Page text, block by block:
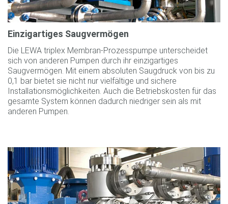
Einzigartiges Saugvermögen
Die LEWA triplex Membran-Prozesspumpe unterscheidet
sich von anderen Pumpen durch ihr einzigartiges
Saugvermögen. Mit einem absoluten Saugdruck von bis zu
0,1 bar bietet sie nicht nur vielfältige und sichere
Installationsmöglichkeiten. Auch die Betriebskosten für das
gesamte System können dadurch niedriger sein als mit
anderen Pumpen.